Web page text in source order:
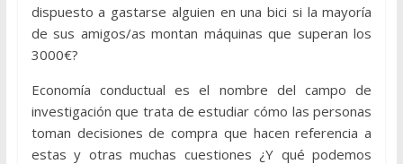
dispuesto a gastarse alguien en una bici si la mayoría
de sus amigos/as montan máquinas que superan los
3000€?
Economía conductual es el nombre del campo de
investigación que trata de estudiar cómo las personas
toman decisiones de compra que hacen referencia a
estas y otras muchas cuestiones ¿Y qué podemos